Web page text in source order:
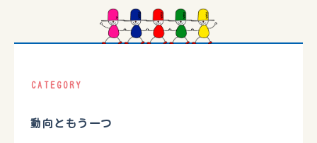
CATEGORY
動向ともう一つ